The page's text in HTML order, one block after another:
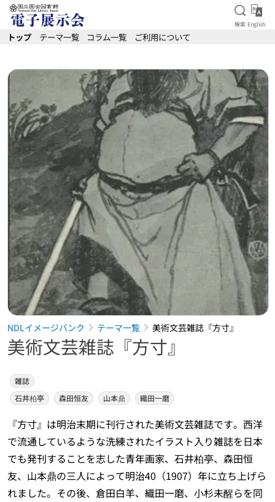
本文へ移動
検索を
検索 English
トップ テーマ一覧 コラム一覧 ご利用について
NDLイメージバンク テーマ一覧 美術文芸雑誌『方寸』
美術文芸雑誌『方寸』
雑誌
石井柏亭
森田恒友 山本鼎 織田一磨
『方寸』は明治末期に刊行された美術文芸雑誌です。西洋
で流通しているような洗練されたイラスト入り雑誌を日本
でも発刊することを志した青年画家、石井柏亭、森田恒
友、山本鼎の三人によって明治40（1907）年に立ち上げら
れました。その後、倉田白羊、織田一磨、小杉未醒らを同